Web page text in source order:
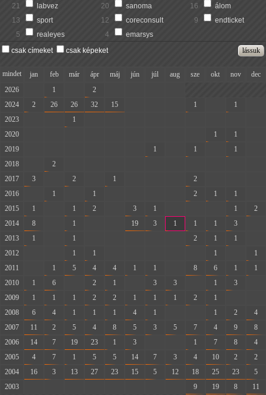
21
labvez 20 sanoma 16
álom
13
sport 12 coreconsult 9
endticket
5
realeyes 4
emarsys
csak címeket
csak képeket
mindet jan feb már ápr máj jún júl aug sze okt nov
dec
2026
1 2
2024
2 26 26 32 15 1 1
2023
1
2020
1 1
2019
1 1 1
2018
2
2017
3 2 1 2
2016
1 1 2 1 1
2015
1 1 2 3 1 1
2
2014
8 1 19 3 1 1 1 3
2013
1 1 2 1 1
2012
1 1 1
1
2011
1 5 4 4 1 1 8 6 1
1
2010
1 6 2 1 3 3 1 3
2009
1 1 1 2 2 1 1 1 2 1
2008
6 4 1 1 1 4 1 1 2
4
2007
11 2 5 4 8 5 3 5 7 4 9
8
2006
14 7 19 23 1 3 1 7 8
4
2005
4 7 1 5 5 14 7 3 4 10 2
2
2004
16 3 13 27 23 15 5 12 18 25 23
5
2003
9 19 8 11